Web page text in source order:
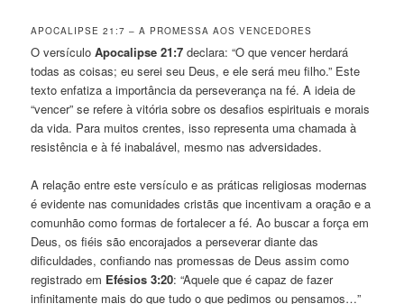
APOCALIPSE 21:7 – A PROMESSA AOS VENCEDORES
O versículoApocalipse 21:7 declara: “O que vencer herdará
todas as coisas; eu serei seu Deus, e ele será meu filho.” Este
texto enfatiza a importância da perseverança na fé. A ideia de
“vencer” se refere à vitória sobre os desafios espirituais e morais
da vida. Para muitos crentes, isso representa uma chamada à
resistência e à fé inabalável, mesmo nas adversidades.
A relação entre este versículo e as práticas religiosas modernas
é evidente nas comunidades cristãs que incentivam a oração e a
comunhão como formas de fortalecer a fé. Ao buscar a força em
Deus, os fiéis são encorajados a perseverar diante das
dificuldades, confiando nas promessas de Deus assim como
registrado em Efésios 3:20: “Aquele que é capaz de fazer
infinitamente mais do que tudo o que pedimos ou pensamos…”